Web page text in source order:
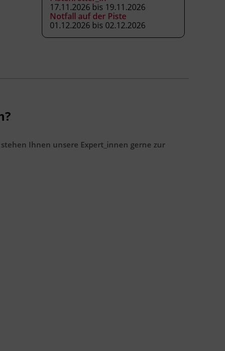
17.11.2026 bis 19.11.2026
Notfall auf der Piste
01.12.2026 bis 02.12.2026
Ihnen unsere Expert_innen gerne zur